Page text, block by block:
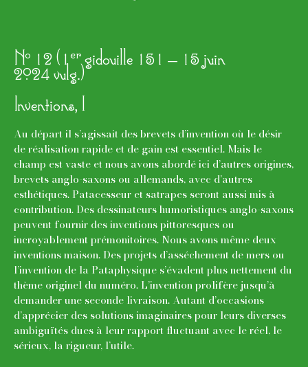
No 12 (1ergidouille 151 – 15 juin
2024 vulg.)
Inventions, I
Au départ il s’agissait des brevets d’invention où le désir
de réalisation rapide et de gain est essentiel. Mais le
champ est vaste et nous avons abordé ici d’autres origines,
brevets anglo-saxons ou allemands, avec d’autres
esthétiques. Patacesseur et satrapes seront aussi mis à
contribution. Des dessinateurs humoristiques anglo-saxons
peuvent fournir des inventions pittoresques ou
incroyablement prémonitoires. Nous avons même deux
inventions maison. Des projets d’asséchement de mers ou
l’invention de la Pataphysique s’évadent plus nettement du
thème originel du numéro. L’invention prolifère jusqu’à
demander une seconde livraison. Autant d’occasions
d’apprécier des solutions imaginaires pour leurs diverses
ambiguïtés dues à leur rapport fluctuant avec le réel, le
sérieux, la rigueur, l’utile.